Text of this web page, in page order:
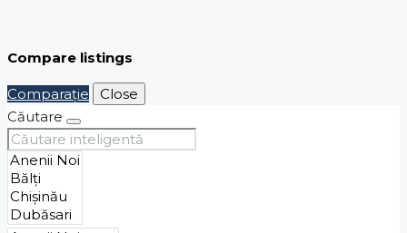
Compare listings
Comparaţie
Close
Căutare